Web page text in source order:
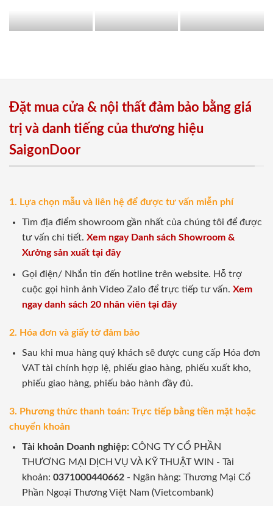
Đặt mua cửa & nội thất đảm bảo bằng giá
trị và danh tiếng của thương hiệu
SaigonDoor
1. Lựa chọn mẫu và liên hệ để được tư vấn miễn phí
Tìm địa điểm showroom gần nhất của chúng tôi để được
tư vấn chi tiết. Xem ngay Danh sách Showroom &
Xưởng sản xuất tại đây
Gọi điện/ Nhắn tin đến hotline trên website. Hỗ trợ
cuộc gọi hình ảnh Video Zalo để trực tiếp tư vấn. Xem
ngay danh sách 20 nhân viên tại đây
2. Hóa đơn và giấy tờ đảm bảo
Sau khi mua hàng quý khách sẽ được cung cấp Hóa đơn
VAT tài chính hợp lệ, phiếu giao hàng, phiếu xuất kho,
phiếu giao hàng, phiếu bảo hành đầy đủ.
3. Phương thức thanh toán: Trực tiếp bằng tiền mặt hoặc
chuyển khoản
Tài khoản Doanh nghiệp:CÔNG TY CỔ PHẦN
THƯƠNG MẠI DỊCH VỤ VÀ KỸ THUẬT WIN - Tài
khoản: 0371000440662- Ngân hàng: Thương Mại Cổ
Phần Ngoại Thương Việt Nam (Vietcombank)